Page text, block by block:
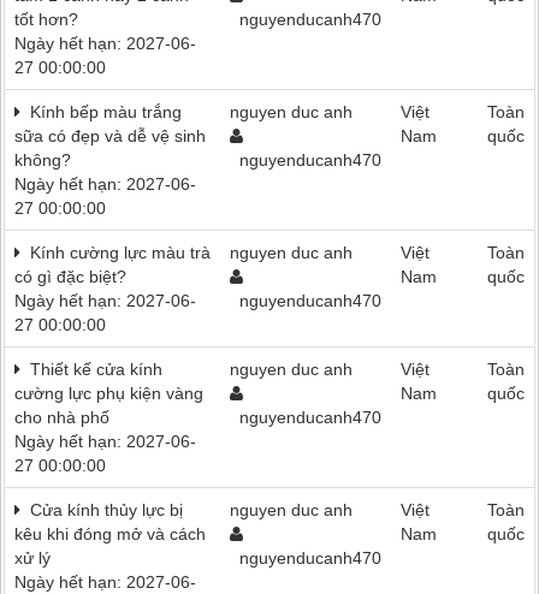
tốt hơn?
Ngày hết hạn: 2027-06-
27 00:00:00
nguyenducanh470
Kính bếp màu trắng
sữa có đẹp và dễ vệ sinh
không?
Ngày hết hạn: 2027-06-
27 00:00:00
nguyen duc anh
nguyenducanh470
Việt
Nam
Toàn
quốc
Kính cường lực màu trà
có gì đặc biệt?
Ngày hết hạn: 2027-06-
27 00:00:00
nguyen duc anh
nguyenducanh470
Việt
Nam
Toàn
quốc
Thiết kế cửa kính
cường lực phụ kiện vàng
cho nhà phố
Ngày hết hạn: 2027-06-
27 00:00:00
nguyen duc anh
nguyenducanh470
Việt
Nam
Toàn
quốc
Cửa kính thủy lực bị
kêu khi đóng mở và cách
xử lý
Ngày hết hạn: 2027-06-
nguyen duc anh
nguyenducanh470
Việt
Nam
Toàn
quốc